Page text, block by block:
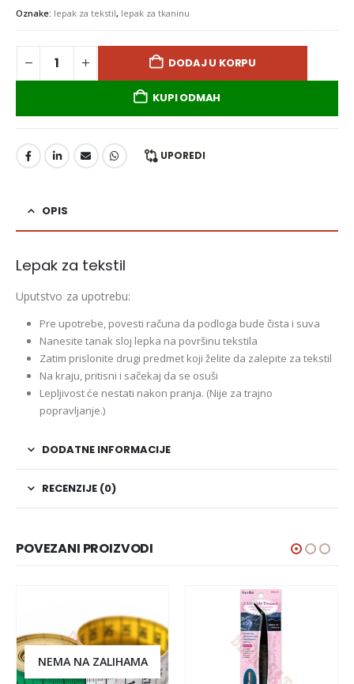
Oznake: lepak za tekstil, lepak za tkaninu
DODAJ U KORPU
KUPI ODMAH
UPOREDI
OPIS
Lepak za tekstil
Uputstvo za upotrebu:
Pre upotrebe, povesti računa da podloga bude čista i suva
Nanesite tanak sloj lepka na površinu tekstila
Zatim prislonite drugi predmet koji želite da zalepite za tekstil
Na kraju, pritisni i sačekaj da se osuši
Lepljivost će nestati nakon pranja. (Nije za trajno
popravljanje.)
DODATNE INFORMACIJE
RECENZIJE (0)
POVEZANI PROIZVODI
NEMA NA ZALIHAMA